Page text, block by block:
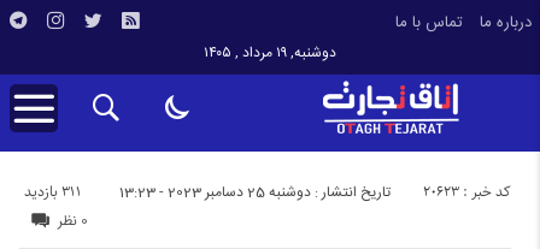
درباره ما تماس با ما
دوشنبه, ۱۹ مرداد , ۱۴۰۵
تاریخ انتشار : دوشنبه 25 دسامبر 2023 - 13:23 311 بازدید کد خبر : 20623
0 نظر